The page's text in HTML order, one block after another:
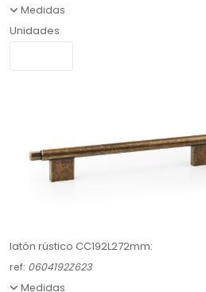
Medidas
Unidades
latón rústico CC192L272mm:
ref: 0604192Z623
Medidas